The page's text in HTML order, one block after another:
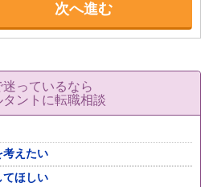
次へ進む
っているなら
タントに転職相談
考えたい
てほしい